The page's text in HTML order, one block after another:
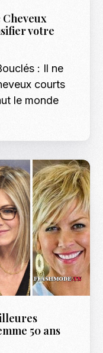
Cheveux
votre
: Il ne
courts
le monde
50 ans